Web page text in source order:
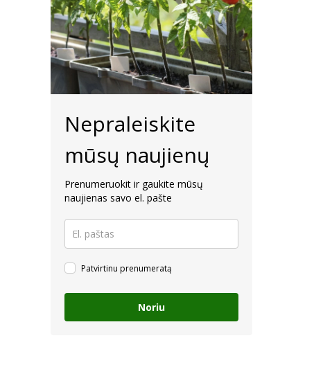
Nepraleiskite
mūsų naujienų
Prenumeruokit ir gaukite mūsų
naujienas savo el. pašte
Patvirtinu prenumeratą
Noriu